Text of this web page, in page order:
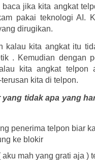
jika kita angkat
pakai teknologi AI.
dirugikan.
kita angkat itu
. Kemudian dengan
kita angkat telpon
kita di telpon.
tidak apa yang
penerima telpon biar
ke blokir
mah yang grati aja )